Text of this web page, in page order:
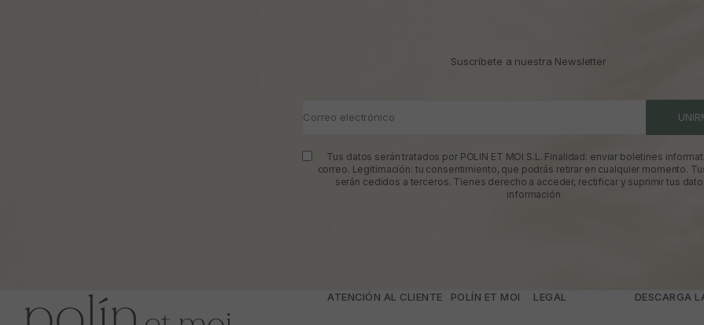
Suscríbete a nuestra Newsletter
Correo electrónico
Tus datos serán tratados por POLIN ET MOI S.L. Finalidad: enviar boletines
correo. Legitimación: tu consentimiento, que podrás retirar en cualquier momento.
serán cedidos a terceros. Tienes derecho a acceder, rectificar y suprimir tus
información
ATENCIÓN AL CLIENTE POLÍN ET MOI ­ LEGAL DESCARGA